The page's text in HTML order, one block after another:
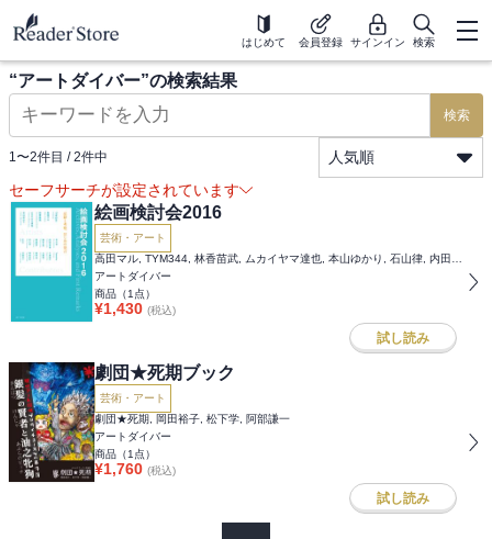
はじめて 会員登録 サインイン 検索
“アートダイバー”の検索結果
検索
1〜2件目 / 2件中
人気順
セーフサーチが設定されています
絵画検討会2016
芸術・アート
アートダイバー
商品（1 点）
¥1,430 (税込)
試し読み
劇団★死期ブック
芸術・アート
劇団★死期, 岡田裕子, 松下学, 阿部謙一
アートダイバー
商品（1 点）
¥1,760 (税込)
試し読み